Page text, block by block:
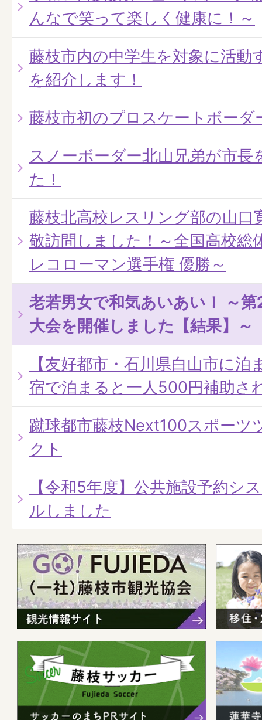
んなで笑って楽しく健康に！～
藤枝市内の中学生を対象に活動
を紹介します！
藤枝市初のプロスケートボーダ
スノーボーダー北山兄弟が市長
た！
藤枝北高校レスリング部の山口
敬訪問しました！～全国高校総
レコローマン選手権 優勝～
老若男女で和気あいあい！ ～
大会を開催しました【結果】～
【友好都市・石川県白山市に
宿で泊まると一人500円補助さ
蹴球都市藤枝Next100スポーツ
クト
【令和5年度】公共施設予約シ
ルしました